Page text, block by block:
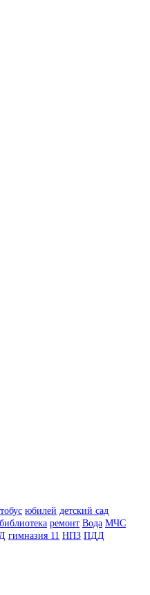
юбилей детский сад
библиотека ремонт Вода МЧС
гимназия 11 НПЗ ПДД